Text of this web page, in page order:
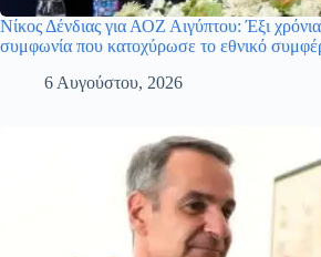
Νίκος Δένδιας για ΑΟΖ Αιγύπτου: Έξι
συμφωνία που κατοχύρωσε το εθνικό
6 Αυγούστου, 2026